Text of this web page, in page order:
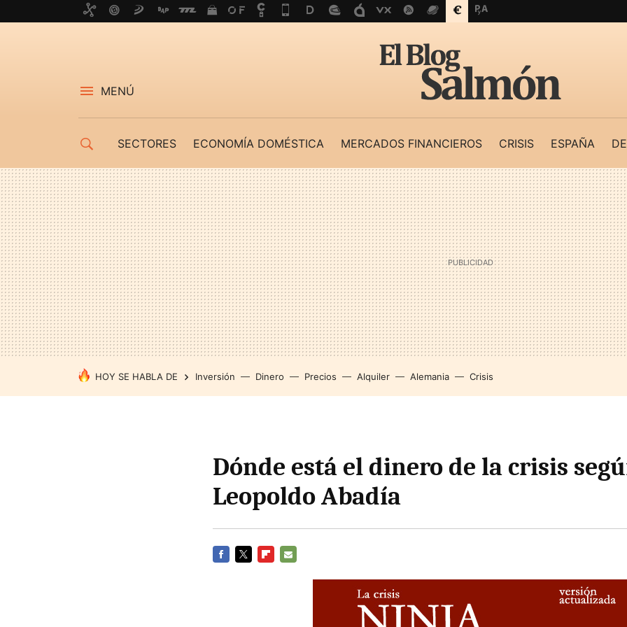
MENÚ
SECTORES ECONOMÍA DOMÉSTICA MERCADOS FINANCIEROS CRISIS ESPAÑA
HOY SE HABLA DE Inversión Dinero Precios Alquiler Alemania Crisis
Dónde está el dinero de la crisis
Leopoldo Abadía